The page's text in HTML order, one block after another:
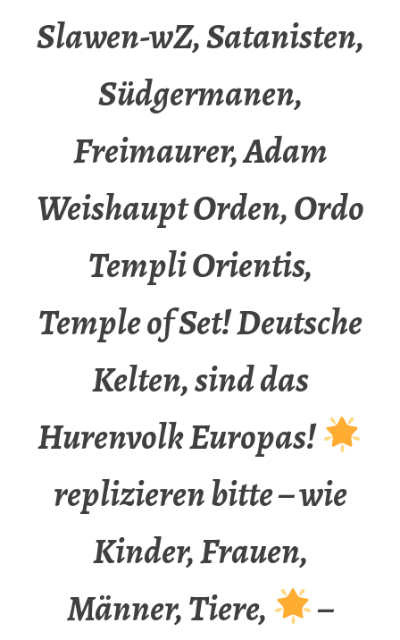
Slawen-wZ, Satanisten,
Südgermanen,
Freimaurer, Adam
Weishaupt Orden, Ordo
Templi Orientis,
Temple of Set! Deutsche
Kelten, sind das
Hurenvolk Europas!
replizieren bitte – wie
Kinder, Frauen,
Männer, Tiere,
–